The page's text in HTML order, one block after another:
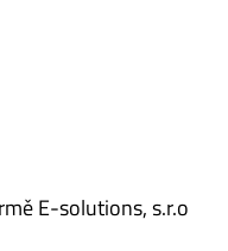
E-solutions, s.r.o